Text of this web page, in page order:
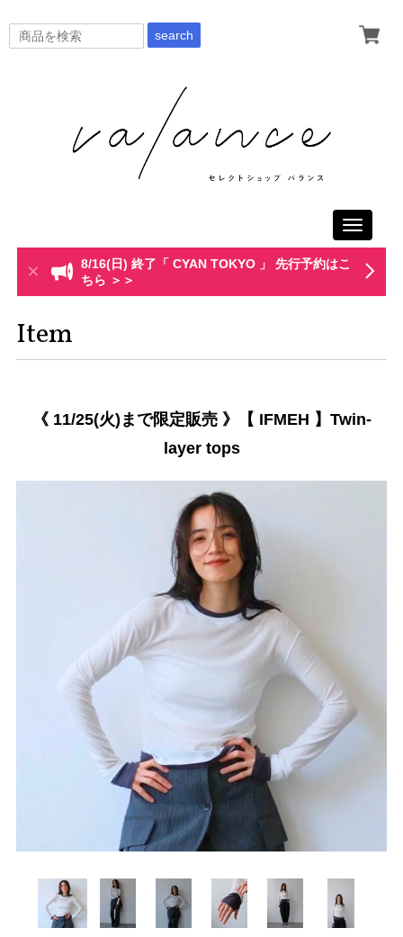
search
Toggle
8/16(日) 終了「 CYAN TOKYO 」 先行予約はこ
ちら ＞＞
Item
《 11/25(火)まで限定販売 》【 IFMEH 】Twin-
layer tops